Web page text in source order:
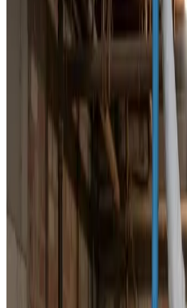
Dokumenteret ventilationsrens